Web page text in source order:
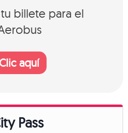
billete para el
Clic aquí
Pass